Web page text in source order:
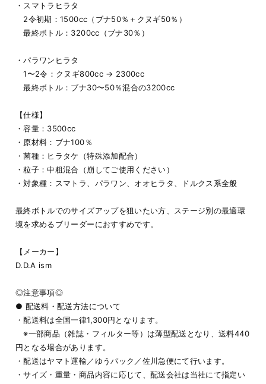
・スマトラヒラタ
2令初期：1500cc（ブナ50％＋クヌギ50％）
最終ボトル：3200cc（ブナ30％）
・パラワンヒラタ
1〜2令：クヌギ800cc → 2300cc
最終ボトル：ブナ30〜50％混合の3200cc
【仕様】
・容量：3500cc
・原材料：ブナ100％
・菌種：ヒラタケ（特殊添加配合）
・粒子：中粗混合（崩してご使用ください）
・対象種：スマトラ、パラワン、オオヒラタ、ドルクス系全般
最終ボトルでのサイズアップを狙いたい方、ステージ別の最適環
境を求めるブリーダーにおすすめです。
【メーカー】
D.D.A ism
◎注意事項◎
● 配送料・配送方法について
・配送料は全国一律1,300円となります。
※一部商品（雑誌・フィルター等）は薄型配送となり、送料440
円となる場合があります。
・配送はヤマト運輸／ゆうパック／佐川急便にて行います。
・サイズ・重量・商品内容に応じて、配送会社は当社にて指定い